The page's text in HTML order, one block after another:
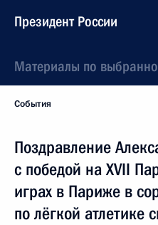
Президент России
Материалы по
События
Поздравление
с победой на XVII
играх в Париже в
по лёгкой атлетике